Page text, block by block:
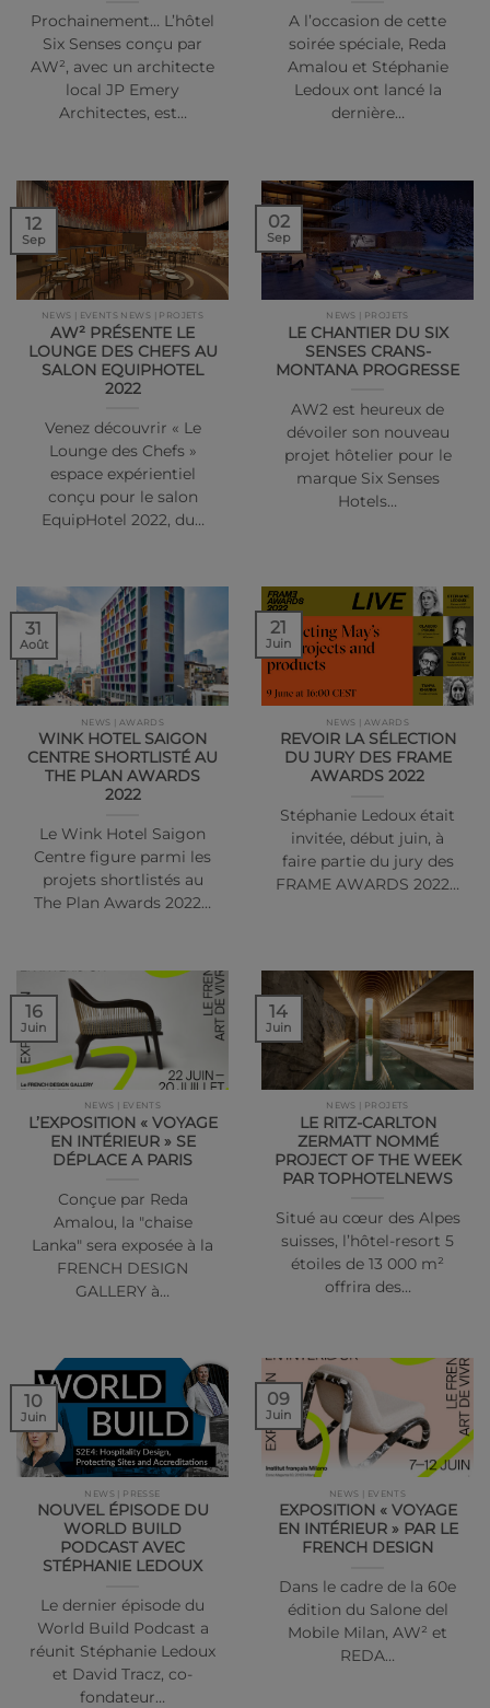
Prochainement… L’hôtel
Six Senses conçu par
AW², avec un architecte
local JP Emery
Architectes, est…
A l’occasion de cette
soirée spéciale, Reda
Amalou et Stéphanie
Ledoux ont lancé la
dernière…
NEWS | EVENTS NEWS | PROJETS
AW² PRÉSENTE LE
LOUNGE DES CHEFS AU
SALON EQUIPHOTEL
2022
Venez découvrir « Le
Lounge des Chefs »
espace expérientiel
conçu pour le salon
EquipHotel 2022, du…
12
Sep
NEWS | PROJETS
LE CHANTIER DU SIX
SENSES CRANS-
MONTANA PROGRESSE
AW2 est heureux de
dévoiler son nouveau
projet hôtelier pour le
marque Six Senses
Hotels…
02
Sep
NEWS | AWARDS
WINK HOTEL SAIGON
CENTRE SHORTLISTÉ AU
THE PLAN AWARDS
2022
Le Wink Hotel Saigon
Centre figure parmi les
projets shortlistés au
The Plan Awards 2022…
31
Août
NEWS | AWARDS
REVOIR LA SÉLECTION
DU JURY DES FRAME
AWARDS 2022
Stéphanie Ledoux était
invitée, début juin, à
faire partie du jury des
FRAME AWARDS 2022…
21
Juin
NEWS | EVENTS
L’EXPOSITION « VOYAGE
EN INTÉRIEUR » SE
DÉPLACE A PARIS
Conçue par Reda
Amalou, la "chaise
Lanka" sera exposée à la
FRENCH DESIGN
GALLERY à…
16
Juin
NEWS | PROJETS
LE RITZ-CARLTON
ZERMATT NOMMÉ
PROJECT OF THE WEEK
PAR TOPHOTELNEWS
Situé au cœur des Alpes
suisses, l’hôtel-resort 5
étoiles de 13 000 m²
offrira des…
14
Juin
NEWS | PRESSE
NOUVEL ÉPISODE DU
WORLD BUILD
PODCAST AVEC
STÉPHANIE LEDOUX
Le dernier épisode du
World Build Podcast a
réunit Stéphanie Ledoux
et David Tracz, co-
fondateur…
10
Juin
NEWS | EVENTS
EXPOSITION « VOYAGE
EN INTÉRIEUR » PAR LE
FRENCH DESIGN
Dans le cadre de la 60e
édition du Salone del
Mobile Milan, AW² et
REDA…
09
Juin